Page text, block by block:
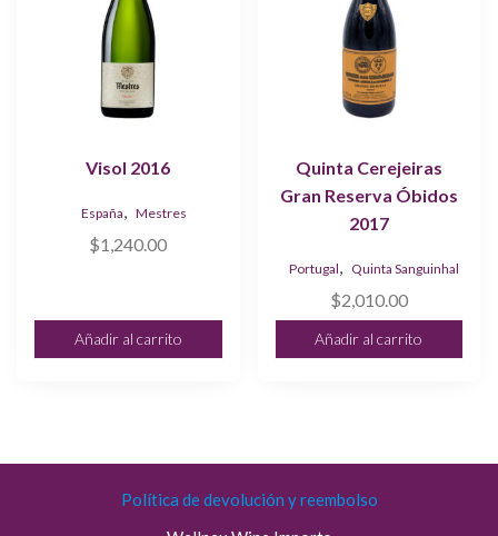
Visol 2016
España Mestres
$1,240.00
Añadir al carrito
Quinta Cerejeiras
Gran Reserva Óbidos
2017
Portugal Quinta Sanguinhal
$2,010.00
Añadir al carrito
Política de devolución y reembolso